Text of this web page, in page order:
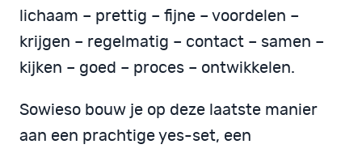
lichaam – prettig – fijne – voordelen –
krijgen – regelmatig – contact – samen –
kijken – goed – proces – ontwikkelen.
Sowieso bouw je op deze laatste manier
aan een prachtige yes-set, een